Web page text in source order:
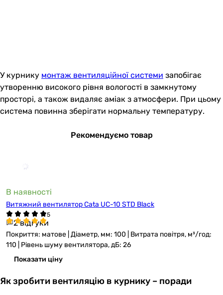
У курнику монтаж вентиляційної системи запобігає
утворенню високого рівня вологості в замкнутому
просторі, а також видаляє аміак з атмосфери. При цьому
система повинна зберігати нормальну температуру.
Рекомендуємо товар
В наявності
Витяжний вентилятор Cata UC-10 STD Black
2 відгуки
Покриття: матове | Діаметр, мм: 100 | Витрата повітря, м³/год:
110 | Рівень шуму вентилятора, дБ: 26
Показати ціну
Як зробити вентиляцію в курнику – поради